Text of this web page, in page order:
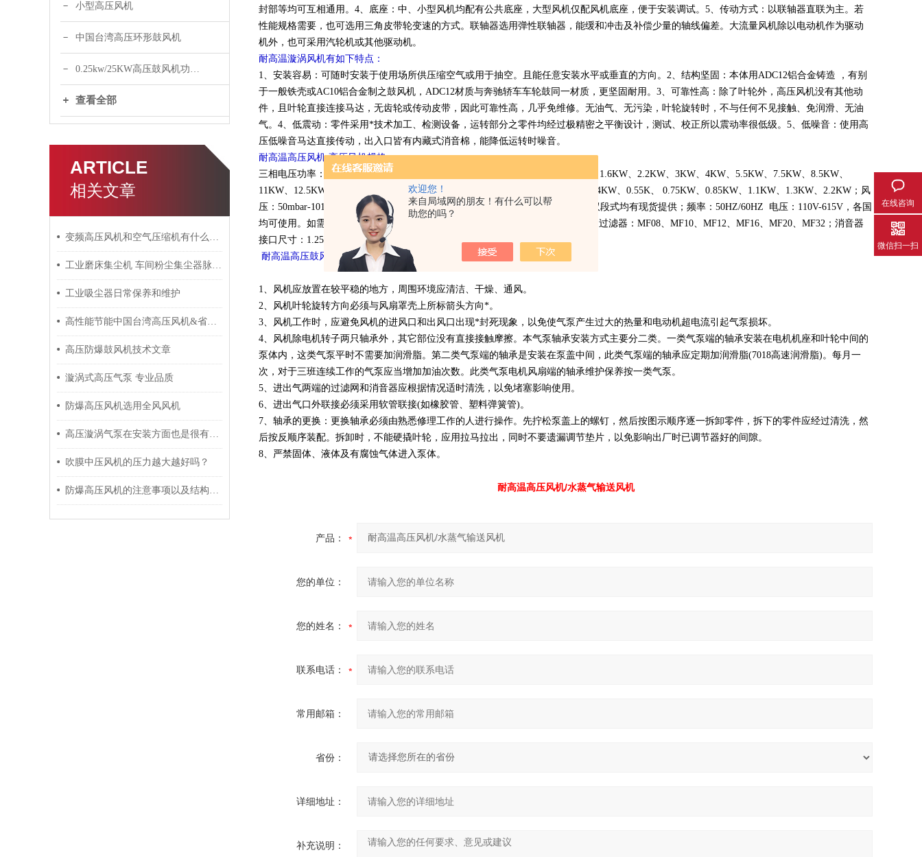
欢迎您！
来自局域网的朋友！有什么可以帮
助您的吗？
小型高压风机
中国台湾高压环形鼓风机
0.25kw/25KW高压鼓风机功率选型
查看全部
ARTICLE
相关文章
变频高压风机和空气压缩机有什么区别？
工业磨床集尘机 车间粉尘集尘器脉冲式
工业吸尘器日常保养和维护
高性能节能中国台湾高压风机&省电风机
高压防爆鼓风机技术文章
漩涡式高压气泵 专业品质
防爆高压风机选用全风风机
高压漩涡气泵在安装方面也是很有讲究的
吹膜中压风机的压力越大越好吗？
防爆高压风机的注意事项以及结构说明
封部等均可互相通用。4、底座：中、小型风机均配有公共底座，大型风机仅配风机底座，便于安装调试。5、传动方式：以联轴器直联为主。若
性能规格需要，也可选用三角皮带轮变速的方式。联轴器选用弹性联轴器，能缓和冲击及补偿少量的轴线偏差。大流量风机除以电动机作为驱动
机外，也可采用汽轮机或其他驱动机。
耐高温漩涡风机有如下特点：
1、安装容易：可随时安装于使用场所供压缩空气或用于抽空。且能任意安装水平或垂直的方向。2、结构坚固：本体用ADC12铝合金铸造 ，有别
于一般铁壳或AC10铝合金制之鼓风机，ADC12材质与奔驰轿车车轮鼓同一材质，更坚固耐用。3、可靠性高：除了叶轮外，高压风机没有其他动
件，且叶轮直接连接马达，无齿轮或传动皮带，因此可靠性高，几乎免维修。无油气、无污染，叶轮旋转时，不与任何不见接触、免润滑、无油
气。4、低震动：零件采用*技术加工、检测设备，运转部分之零件均经过极精密之平衡设计，测试、校正所以震动率很低级。5、低噪音：使用高
压低噪音马达直接传动，出入口皆有内藏式消音棉，能降低运转时噪音。
耐高温高压风机 高压风机规格：
三相电压功率：0.25KW、0.4KW、0.7KW、0.85KW、1.1KW、1.3KW、1.5KW、1.6KW、2.2KW、3KW、4KW、5.5KW、7.5KW、8.5KW、
11KW、12.5KW、15KW、18.5KW、20KW、25KW；单相电压功率：0.2KW、0.4KW、0.55K、 0.75KW、0.85KW、1.1KW、1.3KW、2.2KW；风
压：50mbar-1010mbar;风量：40m3/h-3000m3/h，为方便选用不同规格，单段式/双段式均有现货提供；频率：50HZ/60HZ 电压：110V-615V，各国
均可使用。如需特殊电压，可按要求定做；释压阀：RV-01 RV-02（配套使用）；过滤器：MF08、MF10、MF12、MF16、MF20、MF32；消音器
接口尺寸：1.25寸、1.5寸、2寸、2.5寸、4寸。
耐高温高压鼓风机使用和保养：
1、风机应放置在较平稳的地方，周围环境应清洁、干燥、通风。
2、风机叶轮旋转方向必须与风扇罩壳上所标箭头方向*。
3、风机工作时，应避免风机的进风口和出风口出现*封死现象，以免使气泵产生过大的热量和电动机超电流引起气泵损坏。
4、风机除电机转子两只轴承外，其它部位没有直接接触摩擦。本气泵轴承安装方式主要分二类。一类气泵端的轴承安装在电机机座和叶轮中间的
泵体内，这类气泵平时不需要加润滑脂。第二类气泵端的轴承是安装在泵盖中间，此类气泵端的轴承应定期加润滑脂(7018高速润滑脂)。每月一
次，对于三班连续工作的气泵应当增加加油次数。此类气泵电机风扇端的轴承维护保养按一类气泵。
5、进出气两端的过滤网和消音器应根据情况适时清洗，以免堵塞影响使用。
6、进出气口外联接必须采用软管联接(如橡胶管、塑料弹簧管)。
7、轴承的更换：更换轴承必须由熟悉修理工作的人进行操作。先拧松泵盖上的螺钉，然后按图示顺序逐一拆卸零件，拆下的零件应经过清洗，然
后按反顺序装配。拆卸时，不能硬撬叶轮，应用拉马拉出，同时不要遗漏调节垫片，以免影响出厂时已调节器好的间隙。
8、严禁固体、液体及有腐蚀气体进入泵体。
耐高温高压风机/水蒸气输送风机
产品：
您的单位：
您的姓名：
联系电话：
常用邮箱：
省份：
详细地址：
补充说明：
在线咨询
微信扫一扫